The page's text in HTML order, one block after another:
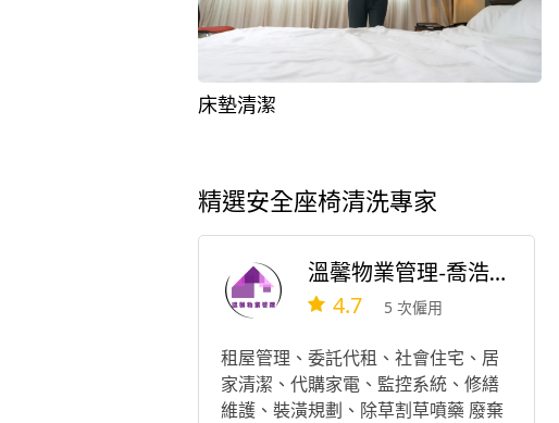
床墊清潔
精選安全座椅清洗專家
溫馨物業管理-喬浩顧問有限公司
4.7 5 次僱用
租屋管理、委託代租、社會住宅、居
家清潔、代購家電、監控系統、修繕
維護、裝潢規劃、除草割草噴藥 廢棄